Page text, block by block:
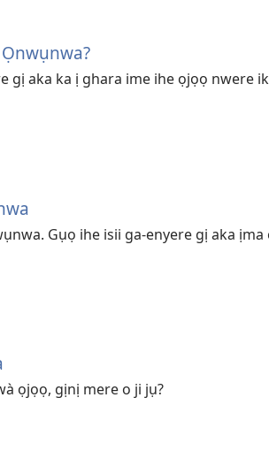
gị aka ka ị ghara ime ihe ọjọọ nwere
Gụọ ihe isii ga-enyere gị aka ịma
ọjọọ, gịnị mere o ji jụ?